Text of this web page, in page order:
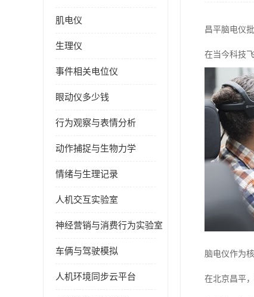
肌电仪
生理仪
事件相关电位仪
眼动仪多少钱
行为观察与表情分析
动作捕捉与生物力学
情绪与生理记录
人机交互实验室
神经营销与消费行为实验室
车俩与驾驶模拟
人机环境同步云平台
昌平脑电仪
在当今科技
脑电仪作为
在北京昌平